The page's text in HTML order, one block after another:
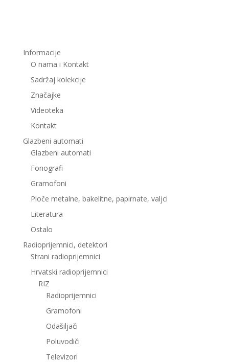
Informacije
O nama i Kontakt
Sadržaj kolekcije
Značajke
Videoteka
Kontakt
Glazbeni automati
Glazbeni automati
Fonografi
Gramofoni
Ploče metalne, bakelitne, papirnate, valjci
Literatura
Ostalo
Radioprijemnici, detektori
Strani radioprijemnici
Hrvatski radioprijemnici
RIZ
Radioprijemnici
Gramofoni
Odašiljači
Poluvodiči
Televizori